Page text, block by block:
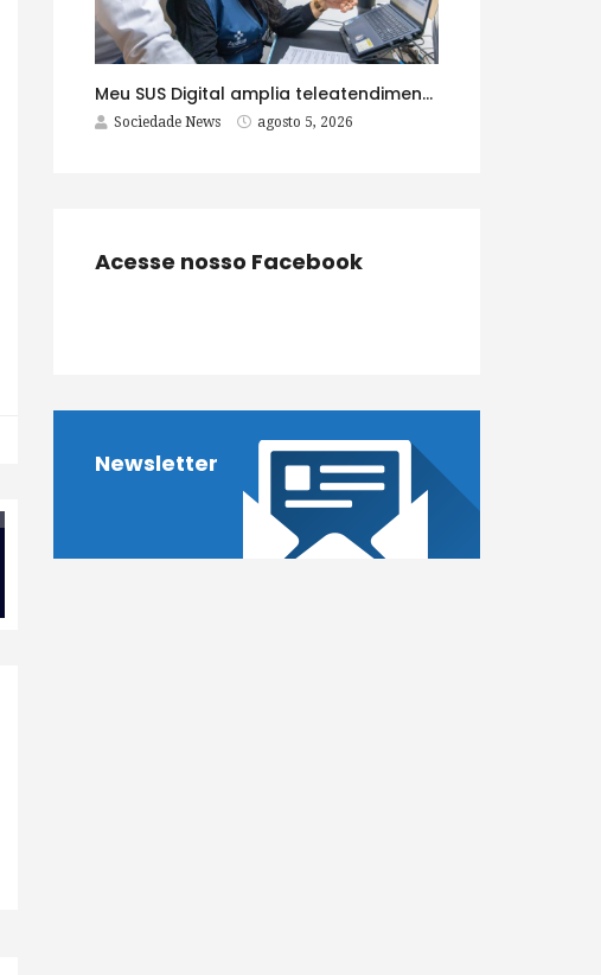
Meu SUS Digital amplia teleatendimentos para pessoas com problemas com jogos e apostas
Sociedade News agosto 5, 2026
Acesse nosso Facebook
Newsletter